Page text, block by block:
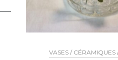
VASES / CÉRAMIQUES